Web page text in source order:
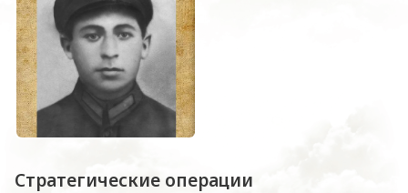
Стратегические операции